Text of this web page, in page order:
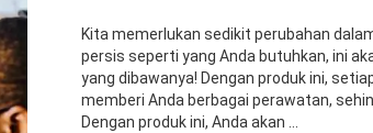
Kita memerlukan sedikit perubahan
persis seperti yang Anda butuhkan, ini
yang dibawanya! Dengan produk ini,
memberi Anda berbagai perawatan,
Dengan produk ini, Anda akan ...